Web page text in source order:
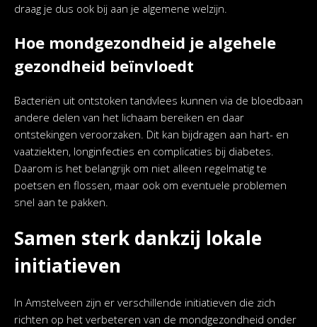
draag je dus ook bij aan je algemene welzijn.
Hoe mondgezondheid je algehele
gezondheid beïnvloedt
Bacteriën uit ontstoken tandvlees kunnen via de bloedbaan
andere delen van het lichaam bereiken en daar
ontstekingen veroorzaken. Dit kan bijdragen aan hart- en
vaatziekten, longinfecties en complicaties bij diabetes.
Daarom is het belangrijk om niet alleen regelmatig te
poetsen en flossen, maar ook om eventuele problemen
snel aan te pakken.
Samen sterk dankzij lokale
initiatieven
In Amstelveen zijn er verschillende initiatieven die zich
richten op het verbeteren van de mondgezondheid onder